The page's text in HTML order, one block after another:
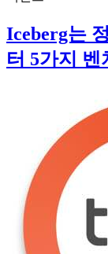
Iceberg는
터 5가지